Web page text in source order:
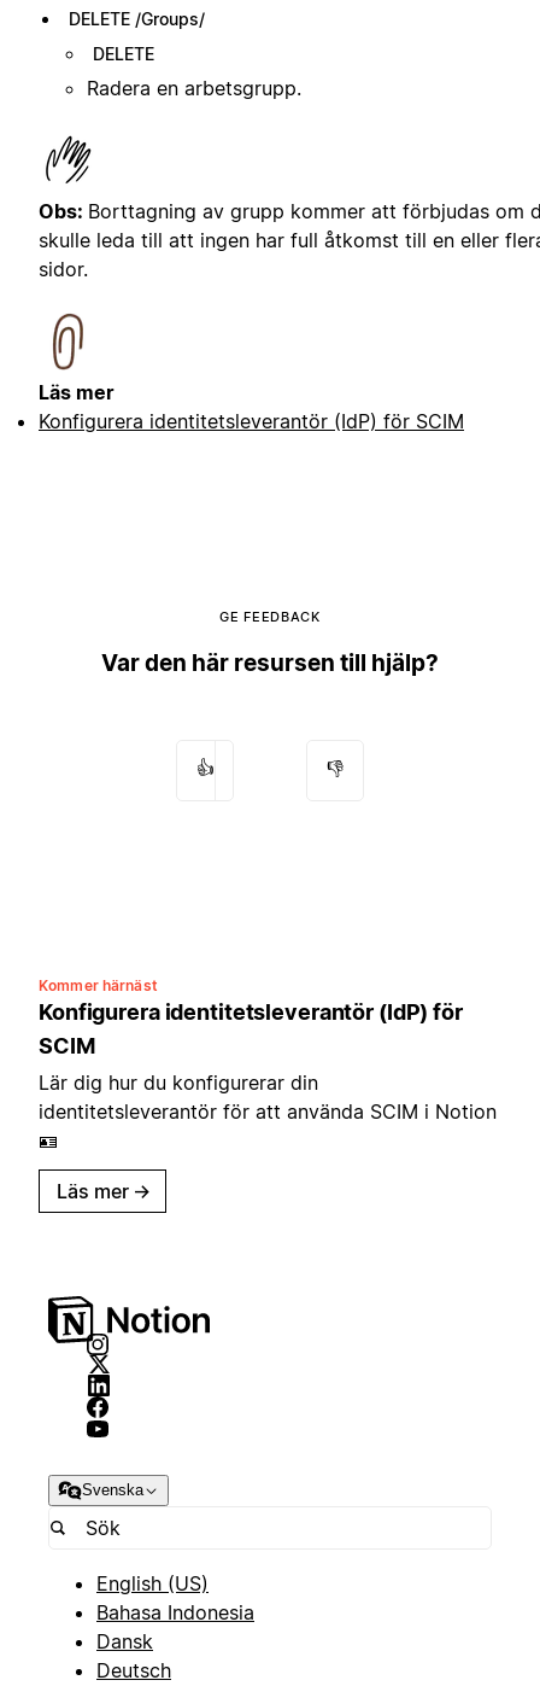
DELETE /Groups/
DELETE
Radera en arbetsgrupp.
Obs: Borttagning av grupp kommer att förbjudas om
skulle leda till att ingen har full åtkomst till en eller
sidor.
Läs mer
Konfigurera identitetsleverantör (IdP) för SCIM
GE FEEDBACK
Var den här resursen till hjälp?
👍 👎
Kommer härnäst
Konfigurera identitetsleverantör (IdP) för
SCIM
Lär dig hur du konfigurerar din
identitetsleverantör för att använda SCIM i Notion
🪪
Läs mer →
Svenska
English (US)
Bahasa Indonesia
Dansk
Deutsch